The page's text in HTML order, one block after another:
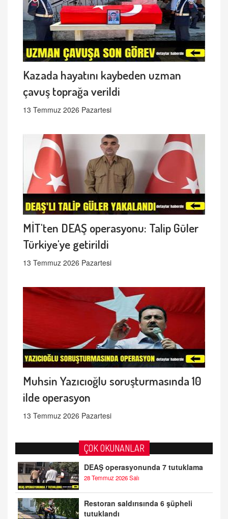
Kazada hayatını kaybeden uzman
çavuş toprağa verildi
13 Temmuz 2026 Pazartesi
MİT'ten DEAŞ operasyonu: Talip Güler
Türkiye'ye getirildi
13 Temmuz 2026 Pazartesi
Muhsin Yazıcıoğlu soruşturmasında 10
ilde operasyon
13 Temmuz 2026 Pazartesi
ÇOK OKUNANLAR
DEAŞ operasyonunda 7 tutuklama
28 Temmuz 2026 Salı
Restoran saldırısında 6 şüpheli
tutuklandı